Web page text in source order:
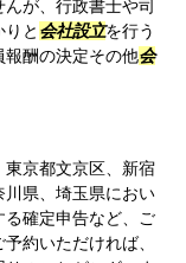
が、行政書士や司
と 会社設立を行う
報酬の決定その他会
東京都文京区、新宿
川県、埼玉県におい
る確定申告など、ご
約いただければ、